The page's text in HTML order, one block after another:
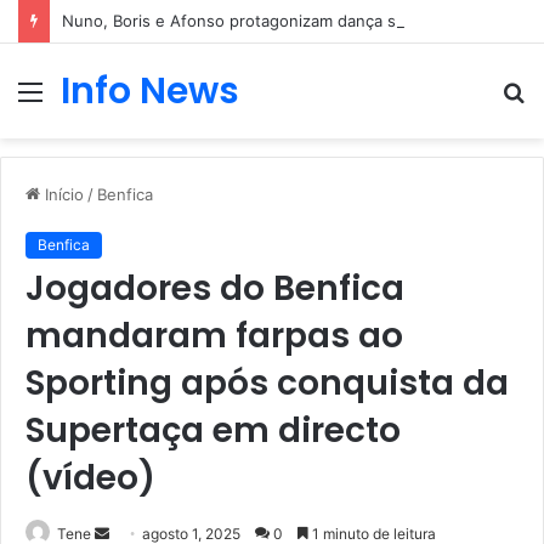
Nuno, Boris e Afonso protagonizam dança sensual
Menu
Info News
Início / Benfica
Benfica
Jogadores do Benfica
mandaram farpas ao
Sporting após conquista da
Supertaça em directo
(vídeo)
Tene
Mandeagosto 1, 2025 0 1 minuto de leitura